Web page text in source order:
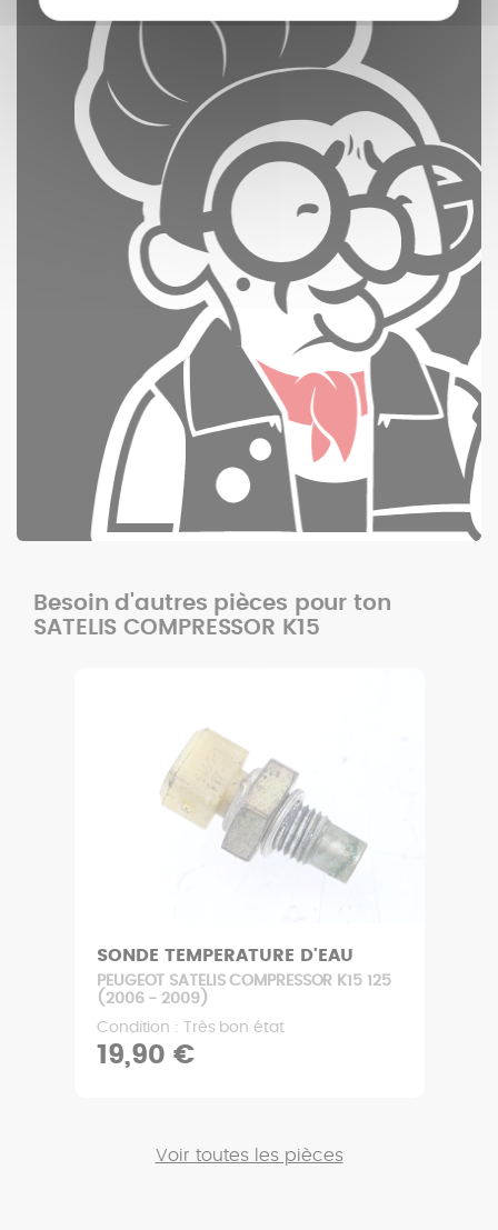
Besoin d'autres pièces pour ton
SATELIS COMPRESSOR K15
SONDE TEMPERATURE D'EAU
PEUGEOT SATELIS COMPRESSOR K15 125
(2006 - 2009)
Condition : Très bon état
19,90 €
Voir toutes les pièces